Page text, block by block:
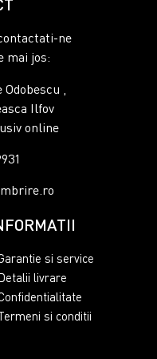
ne
mai jos:
,
Ilfov
online
si service
livrare
si conditii